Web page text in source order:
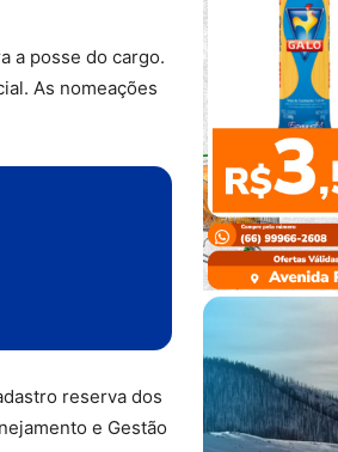
a posse do cargo.
As nomeações
reserva dos
e Gestão